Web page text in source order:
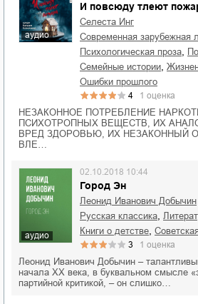
аудио
И повсюду тлеют
Селеста Инг
современная зарубежная
психологическая проза
семейные истории
ошибки прошлого
4 1 оценка
НЕЗАКОННОЕ ПОТРЕБЛЕНИЕ
ПСИХОТРОПНЫХ ВЕЩЕСТВ, ИХ
ВРЕД ЗДОРОВЬЮ, ИХ НЕЗАКОННЫЙ
ВЛЕ…
аудио
Город Эн
02.10.2018 10:44
Леонид Иванович Добычин
русская классика
книги о детстве
3 1 оценка
Леонид Иванович Добычин –
начала XX века, в буквальном смысле
партийной критикой, – он слишко…